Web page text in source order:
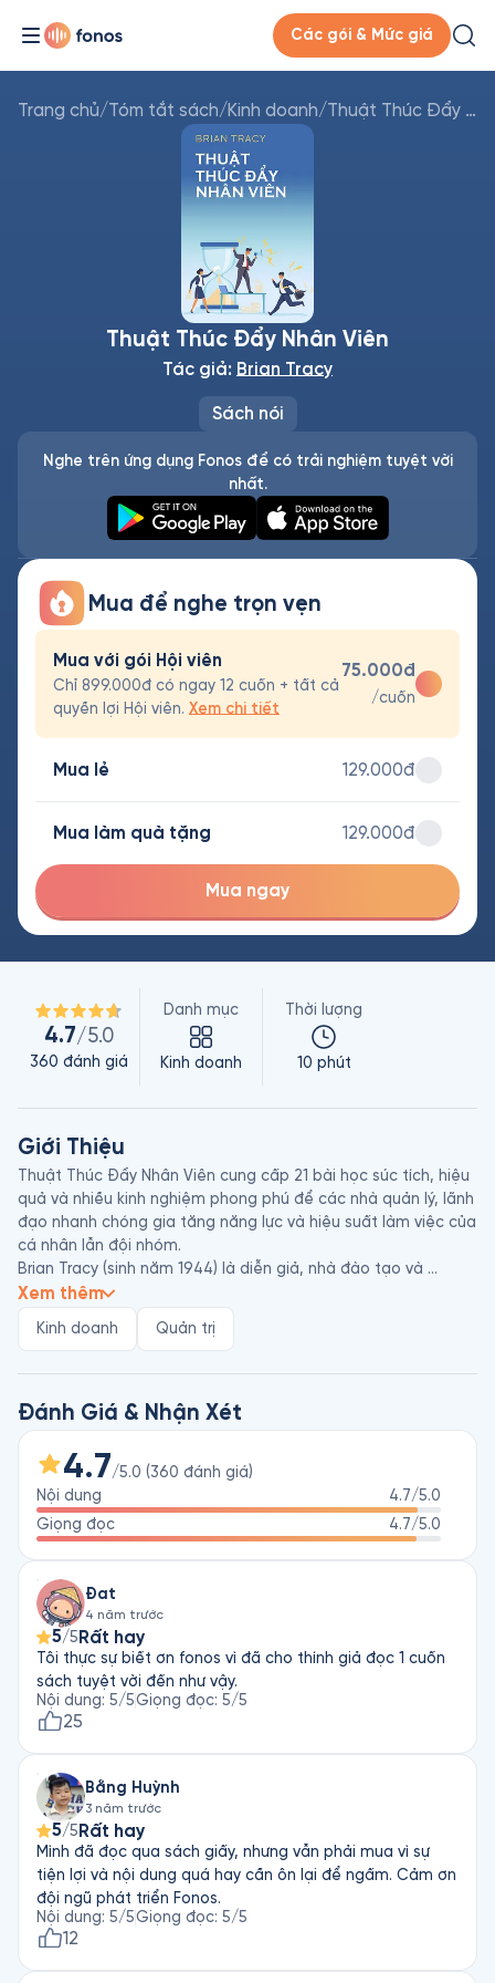
Các gói & Mức giá
Trang chủ/Tóm tắt sách/Kinh doanh/ Thuật Thúc Đẩy Nhân Viên
Sách nói
Thuật Thúc Đẩy Nhân Viên
Tác giả: Brian Tracy
Nghe trên ứng dụng Fonos để có trải nghiệm tuyệt vời
nhất.
Mua để nghe trọn vẹn
Mua với gói Hội viên
Chỉ 899.000đ có ngay 12 cuốn + tất cả
quyền lợi Hội viên. Xem chi tiết
75.000đ
/cuốn
Mua lẻ 129.000đ
Mua làm quà tặng 129.000đ
Mua ngay
4.7/5.0
360 đánh giá
Danh mục
Kinh doanh
Thời lượng
10 phút
Giới Thiệu
Thuật Thúc Đẩy Nhân Viên cung cấp 21 bài học súc tích, hiệu
quả và nhiều kinh nghiệm phong phú để các nhà quản lý, lãnh
đạo nhanh chóng gia tăng năng lực và hiệu suất làm việc của
cá nhân lẫn đội nhóm.
Brian Tracy (sinh năm 1944) là diễn giả, nhà đào tạo và
chuyên gia tư vấn nổi tiếng người Mỹ gốc Canada. Ông là chủ
sở ở bang California, chi nhánh ở khắp nước Mỹ và nhiều quốc
audio, video của ông, với số lượng lên đến 500 tác phẩm, đã
được dịch ra 38 thứ tiếng và được sử dụng ở 55 quốc gia. Ông
là tác giả của khoảng 50 đầu sách ăn khách về phát triển
bản thân, khả năng lãnh đạo, kỹ năng bán hàng… Trong đó có
Những Đòn Tâm Lý Trong Bán Hàng (Psychology Of Selling) và
Kết Thúc Bán Hàng: Đòn Quyết Định (The Art Of Closing The
Sale).
Xem thêm
Kinh doanh Quản trị
Đánh Giá & Nhận Xét
4.7/5.0 (360 đánh giá)
Nội dung
4.7/5.0
Giọng đọc
4.7/5.0
Đat
4 năm trước
5/5 Rất hay
Tôi thực sự biết ơn fonos vì đã cho thính giả đọc 1 cuốn
sách tuyệt vời đến như vậy.
Nội dung: 5/5Giọng đọc: 5/5
25
Bằng Huỳnh
3 năm trước
5/5 Rất hay
Mình đã đọc qua sách giấy, nhưng vẫn phải mua vì sự
tiện lợi và nội dung quá hay cần ôn lại để ngấm. Cảm ơn
đội ngũ phát triển Fonos.
Nội dung: 5/5Giọng đọc: 5/5
12